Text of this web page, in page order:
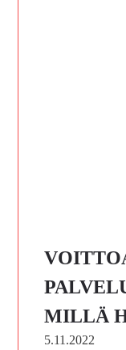
MILLÄ
5.11.2022